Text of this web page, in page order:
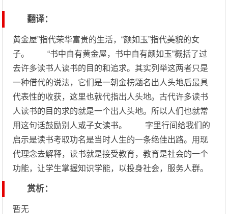
翻译：
黄金屋”指代荣华富贵的生活，“颜如玉”指代美貌的女
子。 “书中自有黄金屋，书中自有颜如玉”概括了过
去许多读书人读书的目的和追求。其实列举这两者只是
一种借代的说法，它们是一朝金榜题名出人头地后最具
代表性的收获，这里也就代指出人头地。古代许多读书
人读书的目的求的就是一个出人头地。所以人们也就常
用这句话鼓励别人或子女读书。 字里行间给我们的
启示是读书考取功名是当时人生的一条绝佳出路。用现
代理念去解释，读书就是接受教育，教育是社会的一个
功能，让学生掌握知识学能，以投身社会，服务人群。
赏析：
暂无